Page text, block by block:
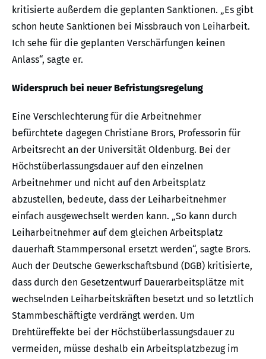
kritisierte außerdem die geplanten Sanktionen. „Es gibt
schon heute Sanktionen bei Missbrauch von Leiharbeit.
Ich sehe für die geplanten Verschärfungen keinen
Anlass“, sagte er.
Widerspruch bei neuer Befristungsregelung
Eine Verschlechterung für die Arbeitnehmer
befürchtete dagegen Christiane Brors, Professorin für
Arbeitsrecht an der Universität Oldenburg. Bei der
Höchstüberlassungsdauer auf den einzelnen
Arbeitnehmer und nicht auf den Arbeitsplatz
abzustellen, bedeute, dass der Leiharbeitnehmer
einfach ausgewechselt werden kann. „So kann durch
Leiharbeitnehmer auf dem gleichen Arbeitsplatz
dauerhaft Stammpersonal ersetzt werden“, sagte Brors.
Auch der Deutsche Gewerkschaftsbund (DGB) kritisierte,
dass durch den Gesetzentwurf Dauerarbeitsplätze mit
wechselnden Leiharbeitskräften besetzt und so letztlich
Stammbeschäftigte verdrängt werden. Um
Drehtüreffekte bei der Höchstüberlassungsdauer zu
vermeiden, müsse deshalb ein Arbeitsplatzbezug im